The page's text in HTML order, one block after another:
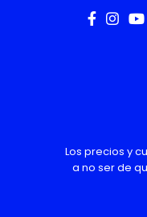
Los precios y
a no ser de